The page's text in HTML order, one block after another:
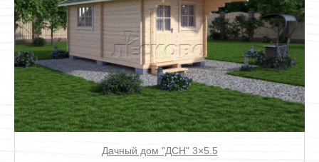
Дачный дом "ДСН" 3×5.5